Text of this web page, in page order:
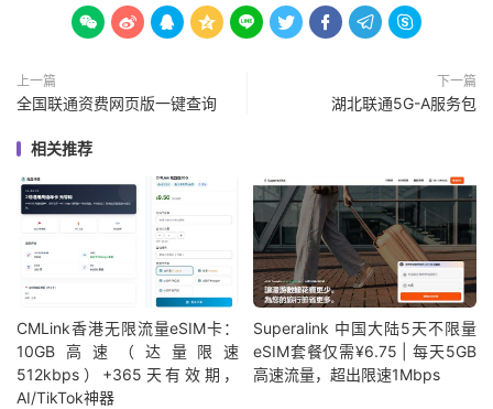
        
上一篇
全国联通资费网页版一键查询
下一篇
湖北联通5G-A服务包
相关推荐
CMLink香港无限流量eSIM卡：
10GB高速（达量限速
512kbps）+365天有效期，
AI/TikTok神器
Superalink 中国大陆5天不限量
eSIM套餐仅需¥6.75 | 每天5GB
高速流量，超出限速1Mbps